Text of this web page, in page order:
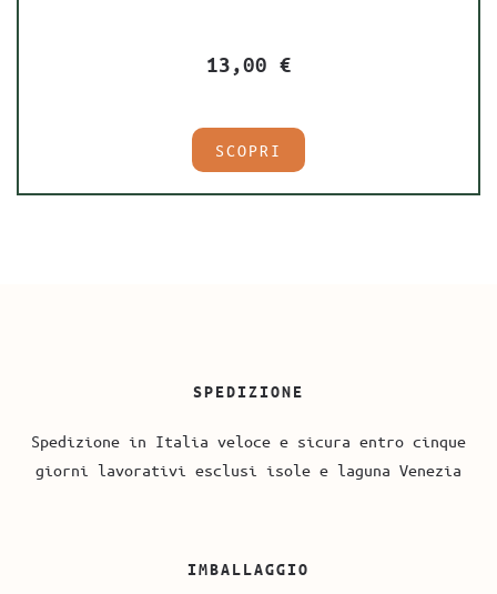
13,00 €
SCOPRI
SPEDIZIONE
Spedizione in Italia veloce e sicura entro cinque
giorni lavorativi esclusi isole e laguna Venezia
IMBALLAGGIO